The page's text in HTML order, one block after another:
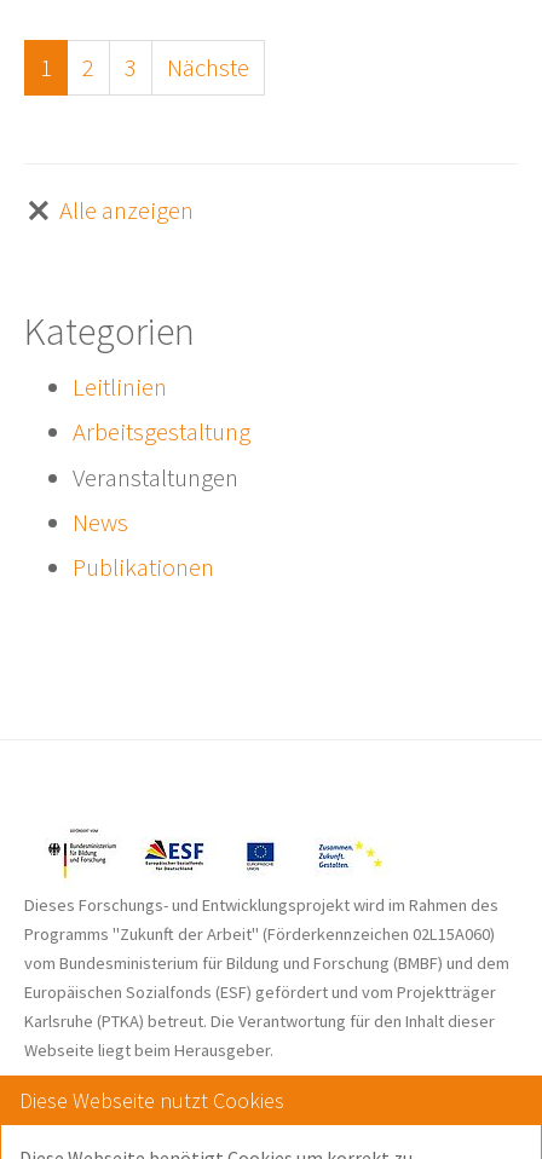
Diese Webseite nutzt Cookies
1 2 3 Nächste
Alle anzeigen
Kategorien
Leitlinien
Arbeitsgestaltung
Veranstaltungen
News
Publikationen
Dieses Forschungs- und Entwicklungsprojekt wird im Rahmen des
Programms "Zukunft der Arbeit" (Förderkennzeichen 02L15A060)
vom Bundes­ministerium für Bildung und Forschung (BMBF) und dem
Europäischen Sozialfonds (ESF) gefördert und vom Projektträger
Karlsruhe (PTKA) betreut. Die Verantwortung für den Inhalt dieser
Webseite liegt beim Herausgeber.